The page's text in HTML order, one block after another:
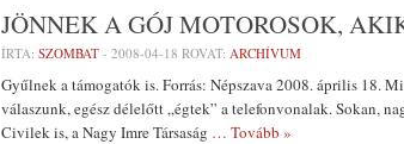
JÖNNEK A GÓJ MOTOROSOK,
ÍRTA: SZOMBAT - 2008-04-18 ROVAT: ARCHÍVUM
Gyűlnek a támogatók is. Forrás: Népszava 2008. április 18.
válaszunk, egész délelőtt „égtek” a telefonvonalak. Sokan,
Civilek is, a Nagy Imre Társaság … Tovább »